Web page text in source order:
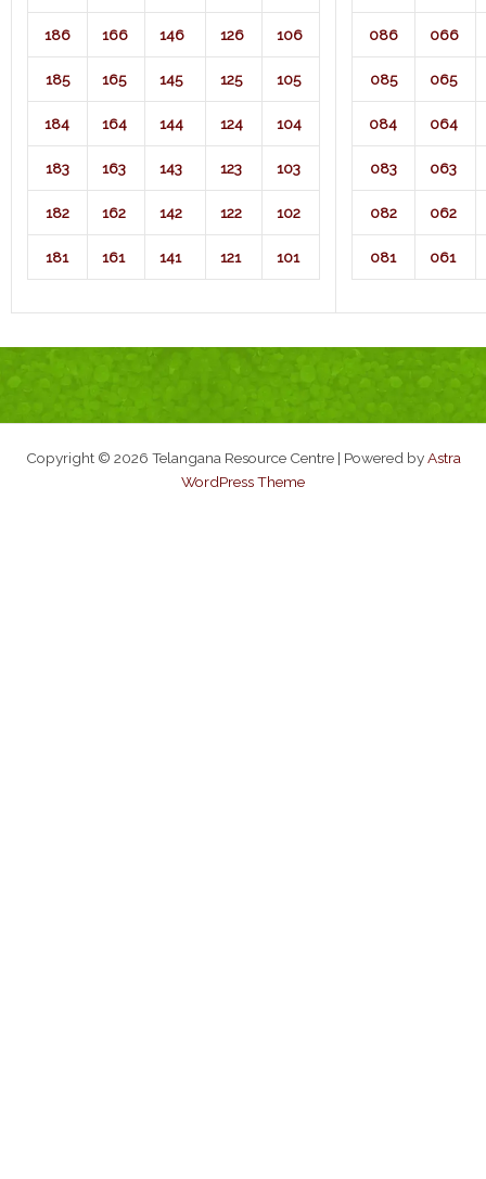
186 166 146 126 106
185 165 145 125 105
184 164 144 124 104
183 163 143 123 103
182 162 142 122 102
181 161 141 121 101
086 066
085 065
084 064
083 063
082 062
081 061
Copyright © 2026 Telangana Resource Centre | Powered byAstra
WordPress Theme